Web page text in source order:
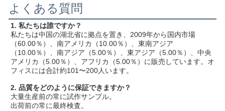
よくある質問
1. 私たちは誰ですか？
私たちは中国の湖北省に拠点を置き、2009年から国内市場
（60.00％）、南アメリカ（10.00％）、東南アジア
（10.00％）、南アジア（5.00％）、東アジア（5.00％）、中央
アメリカ（5.00％）、アフリカ（5.00％）に販売しています。オ
フィスには合計約101〜200人います。
2. 品質をどのように保証できますか？
大量生産前の常に試作サンプル。
出荷前の常に最終検査。